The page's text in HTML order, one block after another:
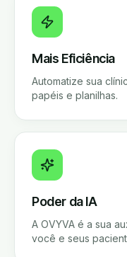
Mais Eficiência
Automatize sua
papéis e planilhas.
Poder da IA
A OVYVA é a sua
você e seus